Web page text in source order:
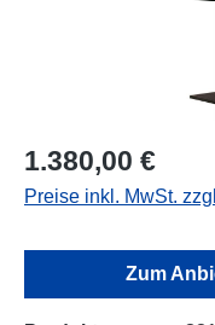
1.380,00 €
Preise inkl. MwSt.
Zum